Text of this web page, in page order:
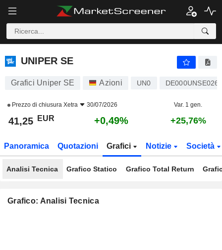
UNIPER SE
UNIPER SE
Grafici Uniper SE Azioni UN0 DE000UNSE026
Prezzo di chiusura Xetra 30/07/2026 Var. 1 gen.
41,25 EUR +0,49% +25,76%
Panoramica Quotazioni Grafici Notizie Società
Analisi Tecnica Grafico Statico Grafico Total Return
Grafico: Analisi Tecnica